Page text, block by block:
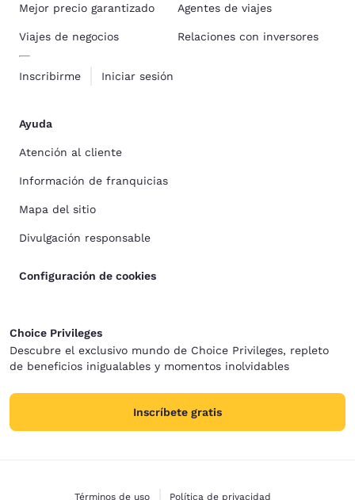
Mejor precio garantizado
Viajes de negocios
Inscribirme Iniciar sesión
Agentes de viajes
Relaciones con inversores
Ayuda
Atención al cliente
Información de franquicias
Mapa del sitio
Divulgación responsable
Configuración de cookies
Choice Privileges
Descubre el exclusivo mundo de Choice Privileges, repleto
de beneficios inigualables y momentos inolvidables
Inscríbete gratis
Términos de uso Política de privacidad